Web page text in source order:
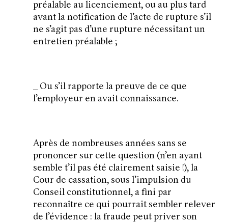
préalable au licenciement, ou au plus tard
avant la notification de l’acte de rupture s’il
ne s’agit pas d’une rupture nécessitant un
entretien préalable ;
_ Ou s’il rapporte la preuve de ce que
l’employeur en avait connaissance.
Après de nombreuses années sans se
prononcer sur cette question (n’en ayant
semble t’il pas été clairement saisie !), la
Cour de cassation, sous l’impulsion du
Conseil constitutionnel, a fini par
reconnaître ce qui pourrait sembler relever
de l’évidence : la fraude peut priver son